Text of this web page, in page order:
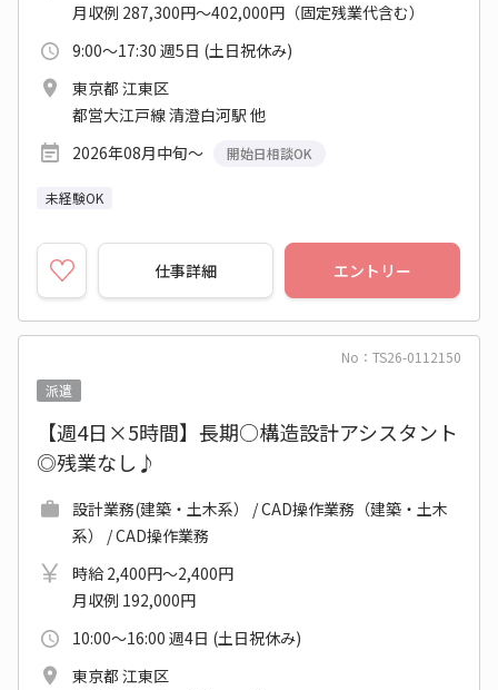
月収例 287,300円～402,000円（固定残業代含む）
9:00～17:30 週5日 (土日祝休み)
東京都 江東区
都営大江戸線 清澄白河駅 他
2026年08月中旬～
開始日相談OK
未経験OK
仕事詳細 エントリー
No：TS26-0112150
派遣
【週4日×5時間】長期○構造設計アシスタント
◎残業なし♪
設計業務(建築・土木系） / CAD操作業務（建築・土木
系） / CAD操作業務
時給 2,400円～2,400円
月収例 192,000円
10:00～16:00 週4日 (土日祝休み)
東京都 江東区